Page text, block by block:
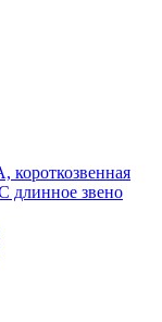
короткозвенная
длинное звено